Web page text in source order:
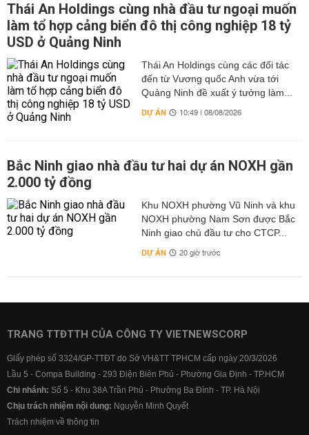
Thái An Holdings cùng nhà đầu tư ngoại muốn
làm tổ hợp cảng biển đô thị công nghiệp 18 tỷ
USD ở Quảng Ninh
Thái An Holdings cùng các đối tác
đến từ Vương quốc Anh vừa tới
Quảng Ninh đề xuất ý tưởng làm...
DỰ ÁN 10:49 | 08/08/2026
Bắc Ninh giao nhà đầu tư hai dự án NOXH gần
2.000 tỷ đồng
Khu NOXH phường Vũ Ninh và khu
NOXH phường Nam Sơn được Bắc
Ninh giao chủ đầu tư cho CTCP...
DỰ ÁN 20 giờ trước
TRANG TTĐTTH CỦA CÔNG TY VIETNEWSCORP
Giấy phép số 3324/GP-TTĐT do Sở VH&TT TPHCM cấp ngày 20/3/2026
Lầu 5 - Compa Building - 293 Điện Biên Phủ - Phường Gia Định - TP.HCM
Chi nhánh: Số 5 - Khu 38A Trần Phú - Phường Ba Đình - TP. Hà Nội
Chịu trách nhiệm nội dung: Nguyễn Minh Quyết
Trách nhiệm về thông tin